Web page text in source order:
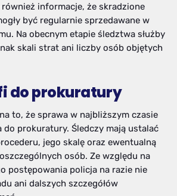
informacje, że skradzione
być regularnie sprzedawane w
Na obecnym etapie śledztwa służby
skali strat ani liczby osób objętych
do prokuratury
to, że sprawa w najbliższym czasie
do prokuratury. Śledczy mają ustalać
jego skalę oraz ewentualną
osób. Ze względu na
postępowania policja na razie nie
ani dalszych szczegółów